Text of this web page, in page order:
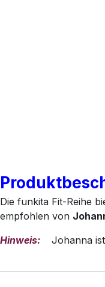
Die funkita Fit-Reihe
empfohlen von
Hinweis:
Johanna